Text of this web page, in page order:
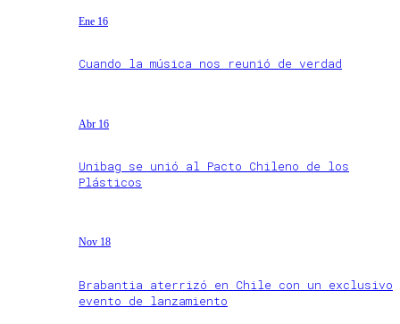
Ene 16
Cuando la música nos reunió de verdad
Abr 16
Unibag se unió al Pacto Chileno de los
Plásticos
Nov 18
Brabantia aterrizó en Chile con un exclusivo
evento de lanzamiento